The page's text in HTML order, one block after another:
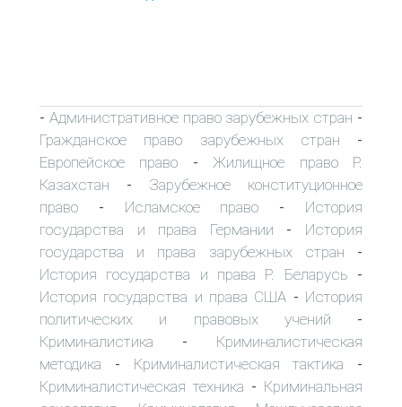
- Административное право зарубежных стран -
Гражданское право зарубежных стран -
Европейское право - Жилищное право Р.
Казахстан - Зарубежное конституционное
право - Исламское право - История
государства и права Германии - История
государства и права зарубежных стран -
История государства и права Р. Беларусь -
История государства и права США - История
политических и правовых учений -
Криминалистика - Криминалистическая
методика - Криминалистическая тактика -
Криминалистическая техника - Криминальная